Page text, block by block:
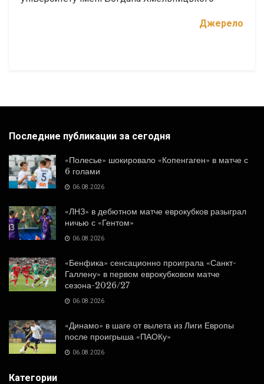
Джерело
Последние публикации за сегодня
«Полесье» шокировало «Копенгаген» в матче с
6 голами
06.08.2026
«ЛНЗ» в дебютном матче еврокубков разыграл
ничью с «Гентом»
06.08.2026
«Бенфика» сенсационно проиграла «Санкт-
Галлену» в первом еврокубковом матче
сезона-2026/27
06.08.2026
«Динамо» в шаге от вылета из Лиги Европы
после проигрыша «ПАОКу»
06.08.2026
Категории